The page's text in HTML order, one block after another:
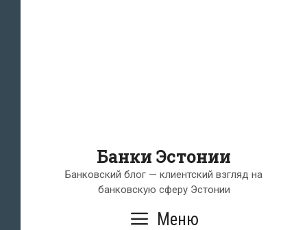
Банки Эстонии
Банковский блог — клиентский взгляд на
банковскую сферу Эстонии
Меню